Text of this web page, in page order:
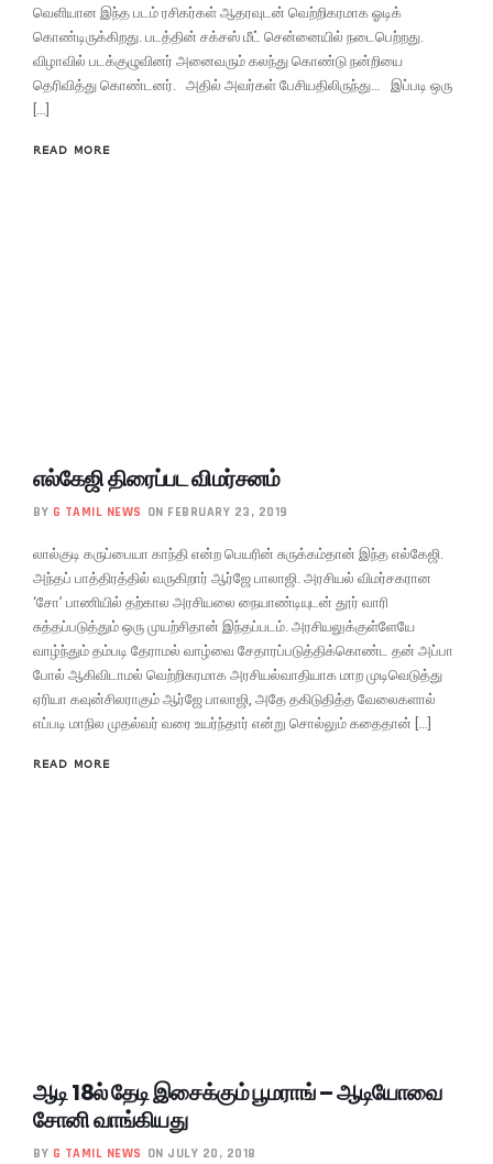
வெளியான இந்த படம் ரசிகர்கள் ஆதரவுடன் வெற்றிகரமாக ஓடிக்
கொண்டிருக்கிறது. படத்தின் சக்சஸ் மீட் சென்னையில் நடைபெற்றது.
விழாவில் படக்குழுவினர் அனைவரும் கலந்து கொண்டு நன்றியை
தெரிவித்து கொண்டனர். அதில் அவர்கள் பேசியதிலிருந்து… இப்படி ஒரு
[…]
READ MORE
எல்கேஜி திரைப்பட விமர்சனம்
BY G TAMIL NEWS ON FEBRUARY 23, 2019
லால்குடி கருப்பையா காந்தி என்ற பெயரின் சுருக்கம்தான் இந்த எல்கேஜி.
அந்தப் பாத்திரத்தில் வருகிறார் ஆர்ஜே பாலாஜி. அரசியல் விமர்சகரான
‘சோ’ பாணியில் தற்கால அரசியலை நையாண்டியுடன் தூர் வாரி
சுத்தப்படுத்தும் ஒரு முயற்சிதான் இந்தப்படம். அரசியலுக்குள்ளேயே
வாழ்ந்தும் தம்படி தேராமல் வாழ்வை சேதாரப்படுத்திக்கொண்ட தன் அப்பா
போல் ஆகிவிடாமல் வெற்றிகரமாக அரசியல்வாதியாக மாற முடிவெடுத்து
ஏரியா கவுன்சிலராகும் ஆர்ஜே பாலாஜி, அதே தகிடுதித்த வேலைகளால்
எப்படி மாநில முதல்வர் வரை உயர்ந்தார் என்று சொல்லும் கதைதான் […]
READ MORE
ஆடி 18ல் தேடி இசைக்கும் பூமராங் – ஆடியோவை
சோனி வாங்கியது
BY G TAMIL NEWS ON JULY 20, 2018